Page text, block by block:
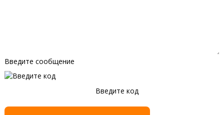
Введите сообщение
Введите код